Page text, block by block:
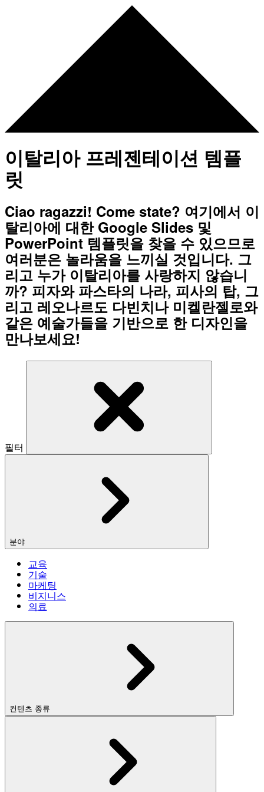
이탈리아 프레젠테이션 템플
릿
Ciao ragazzi! Come state? 여기에서 이
탈리아에 대한 Google Slides 및
PowerPoint 템플릿을 찾을 수 있으므로
여러분은 놀라움을 느끼실 것입니다. 그
리고 누가 이탈리아를 사랑하지 않습니
까? 피자와 파스타의 나라, 피사의 탑, 그
리고 레오나르도 다빈치나 미켈란젤로와
같은 예술가들을 기반으로 한 디자인을
만나보세요!
필터
분야
교육
기술
마케팅
비지니스
의료
컨텐츠 종류